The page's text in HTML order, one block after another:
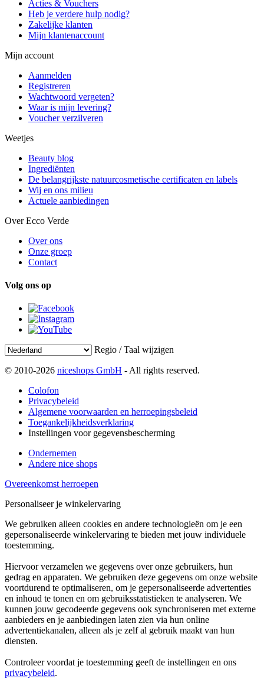
Acties & Vouchers
Heb je verdere hulp nodig?
Zakelijke klanten
Mijn klantenaccount
Mijn account
Aanmelden
Registreren
Wachtwoord vergeten?
Waar is mijn levering?
Voucher verzilveren
Weetjes
Beauty blog
Ingrediënten
De belangrijkste natuurcosmetische certificaten en labels
Wij en ons milieu
Actuele aanbiedingen
Over Ecco Verde
Over ons
Onze groep
Contact
Volg ons op
Regio / Taal wijzigen
© 2010-2026 niceshops GmbH - All rights reserved.
Colofon
Privacybeleid
Algemene voorwaarden en herroepingsbeleid
Toegankelijkheidsverklaring
Instellingen voor gegevensbescherming
Ondernemen
Andere nice shops
Overeenkomst herroepen
Personaliseer je winkelervaring
We gebruiken alleen cookies en andere technologieën om je een
gepersonaliseerde winkelervaring te bieden met jouw individuele
toestemming.
Hiervoor verzamelen we gegevens over onze gebruikers, hun
gedrag en apparaten. We gebruiken deze gegevens om onze website
voortdurend te optimaliseren, om je gepersonaliseerde advertenties
en inhoud te tonen en om gebruiksstatistieken te analyseren. We
kunnen jouw gecodeerde gegevens ook synchroniseren met externe
aanbieders en je aanbiedingen laten zien via hun online
advertentiekanalen, alleen als je zelf al gebruik maakt van hun
diensten.
Controleer voordat je toestemming geeft de instellingen en ons
privacybeleid.